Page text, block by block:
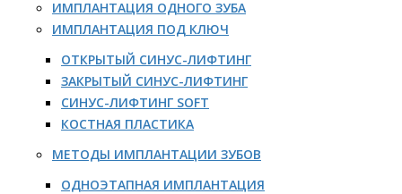
ИМПЛАНТАЦИЯ ОДНОГО ЗУБА
ИМПЛАНТАЦИЯ ПОД КЛЮЧ
ОТКРЫТЫЙ СИНУС-ЛИФТИНГ
ЗАКРЫТЫЙ СИНУС-ЛИФТИНГ
СИНУС-ЛИФТИНГ SOFT
КОСТНАЯ ПЛАСТИКА
МЕТОДЫ ИМПЛАНТАЦИИ ЗУБОВ
ОДНОЭТАПНАЯ ИМПЛАНТАЦИЯ